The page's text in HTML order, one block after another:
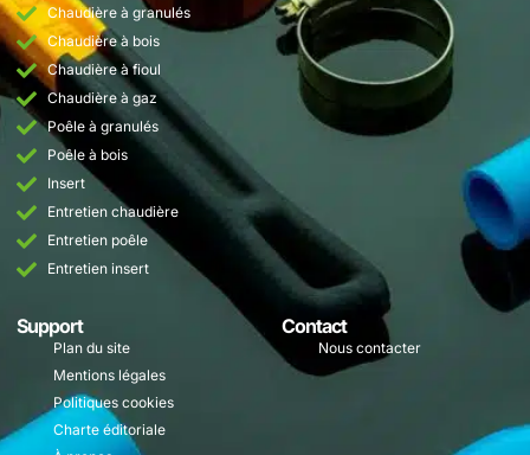
Chaudière à granulés
Chaudière à bois
Chaudière à fioul
Chaudière à gaz
Poêle à granulés
Poêle à bois
Insert
Entretien chaudière
Entretien poêle
Entretien insert
Support
Plan du site
Mentions légales
Politiques cookies
Charte éditoriale
Contact
Nous contacter